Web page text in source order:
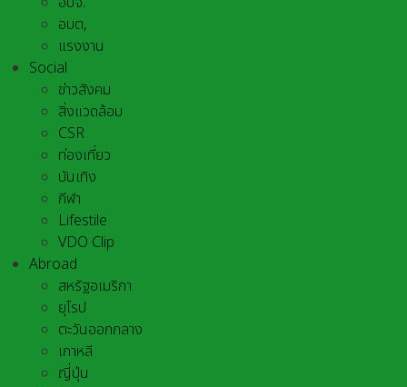
อบต,
แรงงาน
Social
ข่าวสังคม
สิ่งแวดล้อม
CSR
ท่องเที่ยว
บันเทิง
กีฬา
Lifestile
VDO Clip
Abroad
สหรัฐอเมริกา
ยุโรป
ตะวันออกกลาง
เกาหลี
ญี่ปุ่น